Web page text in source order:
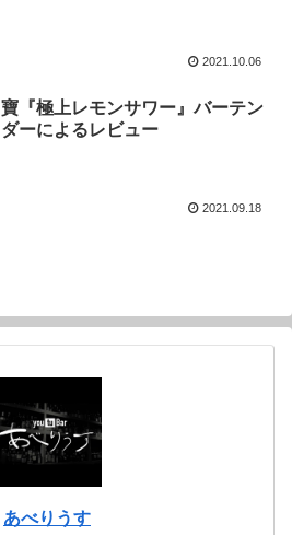
2021.10.06
寶『極上レモンサワー』バーテン
ダーによるレビュー
2021.09.18
あべりうす